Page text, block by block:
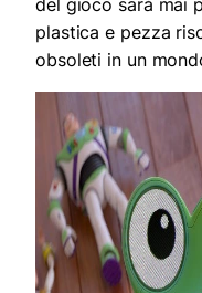
del gioco sarà mai
plastica e pezza
obsoleti in un